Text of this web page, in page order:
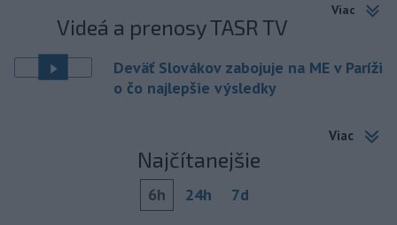
Viac
Videá a prenosy TASR TV
Deväť Slovákov zabojuje na ME v Paríži
o čo najlepšie výsledky
Viac
Najčítanejšie
6h 24h 7d